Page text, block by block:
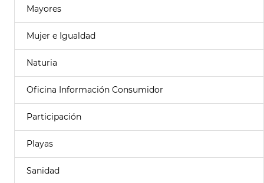
Mayores
Mujer e Igualdad
Naturia
Oficina Información Consumidor
Participación
Playas
Sanidad